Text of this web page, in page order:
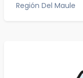
Región Del Maule